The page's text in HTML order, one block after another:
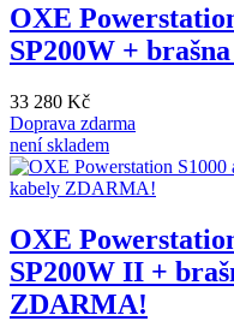
OXE
SP200W +
33 280 Kč
Doprava zdarma
není skladem
OXE
SP200W II +
ZDARMA!